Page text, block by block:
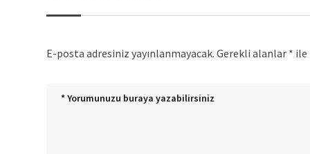
E-posta adresiniz yayınlanmayacak. Gerekli alanlar * ile